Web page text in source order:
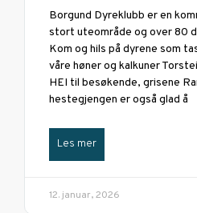
Borgund Dyreklubb er en
stort uteområde og over 80
Kom og hils på dyrene som
våre høner og kalkuner
HEI til besøkende, grisene
hestegjengen er også glad å
Les mer
12. januar, 2026